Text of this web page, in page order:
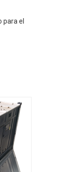
para el